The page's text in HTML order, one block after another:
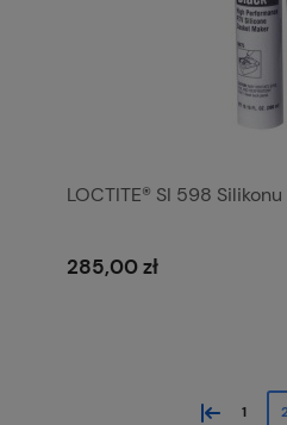
LOCTITE® SI 598
285,00 zł
« 1